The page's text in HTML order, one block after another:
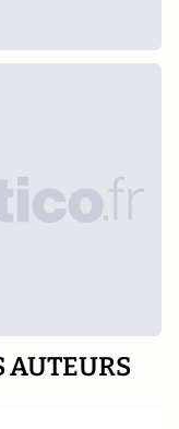
AUTEURS